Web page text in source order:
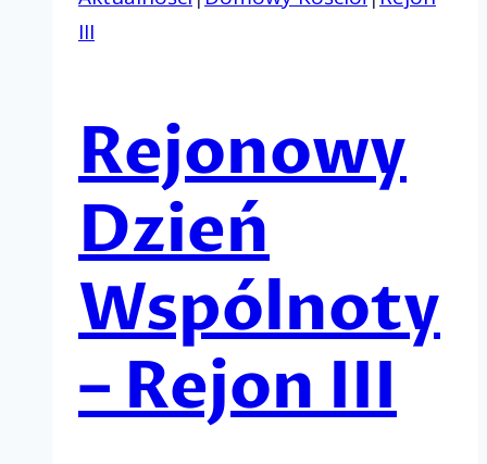
III
Rejonowy
Dzień
Wspólnoty
– Rejon III